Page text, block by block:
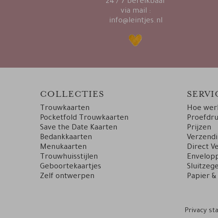
24 / 7 bereikbaar
via mail :
info@leintjes.nl
COLLECTIES
Trouwkaarten
Pocketfold Trouwkaarten
Save the Date Kaarten
Bedankkaarten
Menukaarten
Trouwhuisstijlen
Geboortekaartjes
Zelf ontwerpen
Hoe
Prijzen
Direct
Papier
Privacy